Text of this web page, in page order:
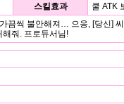
스킬효과 쿨 ATK
끔씩 불안해져… 으응, [당신]
줘. 프로듀서님!